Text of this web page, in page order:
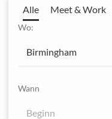
Alle Meet & Work
Wo:
Wann